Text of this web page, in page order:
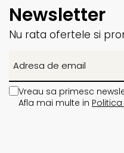
Newsletter
Nu rata ofertele si
Vreau sa primesc
Afla mai multe in